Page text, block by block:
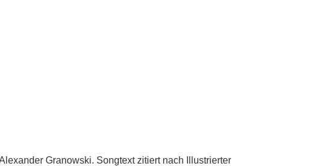
Granowski. Songtext zitiert nach Illustrierter